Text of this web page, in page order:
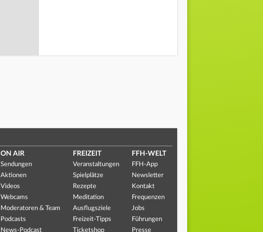
ON AIR
Sendungen
Aktionen
Videos
Webcams
Moderatoren & Team
Podcasts
News-Podcast
FREIZEIT
Veranstaltungen
Spielplätze
Rezepte
Meditation
Ausflugsziele
Freizeit-Tipps
Ticketshop
FFH-WELT
FFH-App
Newsletter
Kontakt
Frequenzen
Jobs
Führungen
Presse